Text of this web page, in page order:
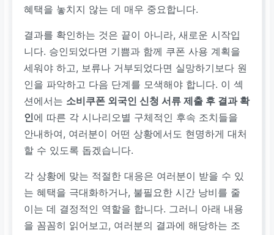
혜택을 놓치지 않는 데 매우 중요합니다.
결과를 확인하는 것은 끝이 아니라, 새로운 시작입
니다. 승인되었다면 기쁨과 함께 쿠폰 사용 계획을
세워야 하고, 보류나 거부되었다면 실망하기보다 원
인을 파악하고 다음 단계를 모색해야 합니다. 이 섹
션에서는 소비쿠폰 외국인 신청 서류 제출 후 결과 확
인에 따른 각 시나리오별 구체적인 후속 조치들을
안내하여, 여러분이 어떤 상황에서도 현명하게 대처
할 수 있도록 돕겠습니다.
각 상황에 맞는 적절한 대응은 여러분이 받을 수 있
는 혜택을 극대화하거나, 불필요한 시간 낭비를 줄
이는 데 결정적인 역할을 합니다. 그러니 아래 내용
을 꼼꼼히 읽어보고, 여러분의 결과에 해당하는 조